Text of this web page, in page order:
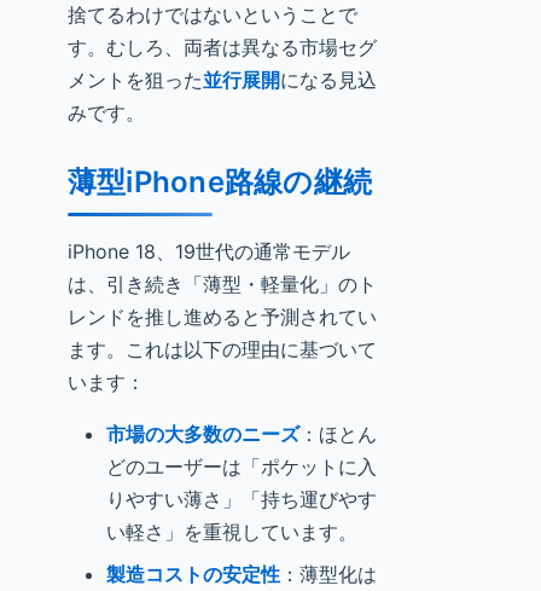
捨てるわけではないということで
す。むしろ、両者は異なる市場セグ
メントを狙った並行展開になる見込
みです。
薄型iPhone路線の継続
iPhone 18、19世代の通常モデル
は、引き続き「薄型・軽量化」のト
レンドを推し進めると予測されてい
ます。これは以下の理由に基づいて
います：
市場の大多数のニーズ：ほとん
どのユーザーは「ポケットに入
りやすい薄さ」「持ち運びやす
い軽さ」を重視しています。
製造コストの安定性 ：薄型化は